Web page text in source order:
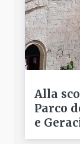
Alla
Parco
e